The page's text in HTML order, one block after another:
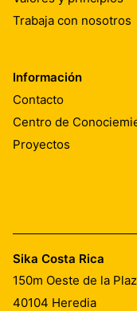
Trabaja con nosotros
Información
Contacto
Centro de
Proyectos
Sika Costa Rica
150m Oeste de la
40104 Heredia